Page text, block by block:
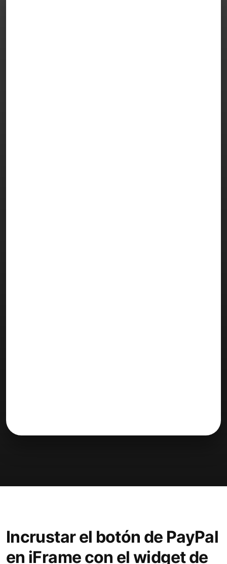
Incrustar el botón de PayPal
en iFrame con el widget de